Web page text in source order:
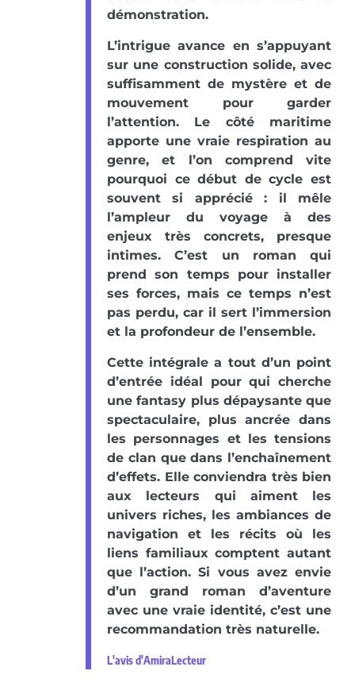
démonstration.
L’intrigue avance en s’appuyant
sur une construction solide, avec
suffisamment de mystère et de
mouvement pour garder
l’attention. Le côté maritime
apporte une vraie respiration au
genre, et l’on comprend vite
pourquoi ce début de cycle est
souvent si apprécié : il mêle
l’ampleur du voyage à des
enjeux très concrets, presque
intimes. C’est un roman qui
prend son temps pour installer
ses forces, mais ce temps n’est
pas perdu, car il sert l’immersion
et la profondeur de l’ensemble.
Cette intégrale a tout d’un point
d’entrée idéal pour qui cherche
une fantasy plus dépaysante que
spectaculaire, plus ancrée dans
les personnages et les tensions
de clan que dans l’enchaînement
d’effets. Elle conviendra très bien
aux lecteurs qui aiment les
univers riches, les ambiances de
navigation et les récits où les
liens familiaux comptent autant
que l’action. Si vous avez envie
d’un grand roman d’aventure
avec une vraie identité, c’est une
recommandation très naturelle.
L'avis d'AmiraLecteur